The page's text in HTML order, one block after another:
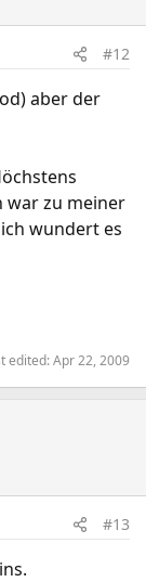
#12
aber der
war zu meiner
wundert es
edited:Apr 22, 2009
#13